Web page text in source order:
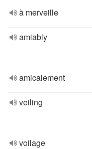
à merveille
amiably
amicalement
veiling
voilage